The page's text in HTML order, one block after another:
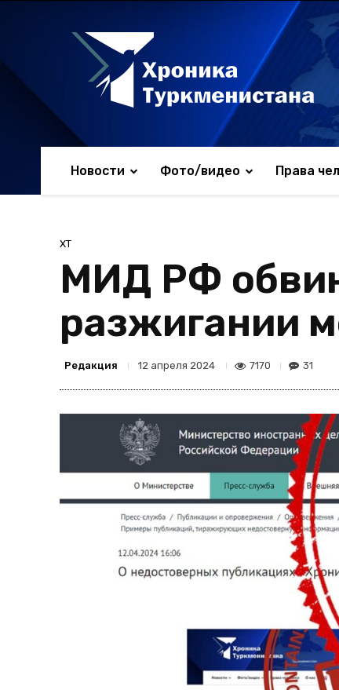
Новости Фото/видео Права
ХТ
МИД РФ
разжигании
Редакция 12 апреля 2024 7170 31